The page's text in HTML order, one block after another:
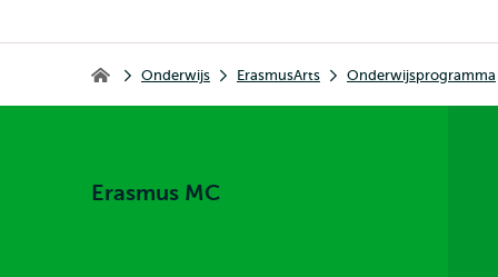
Erasmus MCOnderwijs ErasmusArts Onderwijsprogramma
Erasmus MC